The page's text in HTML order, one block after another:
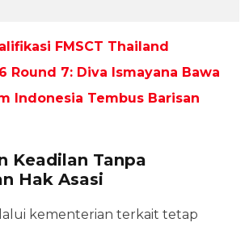
FMSCT Thailand
Round 7: Diva Ismayana Bawa
Indonesia Tembus Barisan
Keadilan Tanpa
Hak Asasi
kementerian terkait tetap